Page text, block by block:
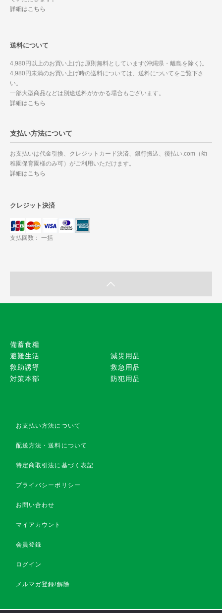
詳細はこちら
送料について
4,980円以上のお買い上げは原則無料としています(沖縄県・離島を除く)。
4,980円未満のお買い上げ時の送料については、送料についてをご覧下さ
い。
一部大型商品などは別途送料がかかる場合もございます。
詳細はこちら
支払い方法について
お支払いは代金引換、クレジットカード決済、銀行振込、後払い.com（幼
稚園保育園様のみ可）がご利用いただけます。
詳細はこちら
クレジット決済
支払回数： 一括
備蓄食糧
避難生活
救助誘導
対策本部
減災用品
救急用品
防犯用品
お支払い方法について
配送方法・送料について
特定商取引法に基づく表記
プライバシーポリシー
お問い合わせ
マイアカウント
会員登録
ログイン
メルマガ登録/解除